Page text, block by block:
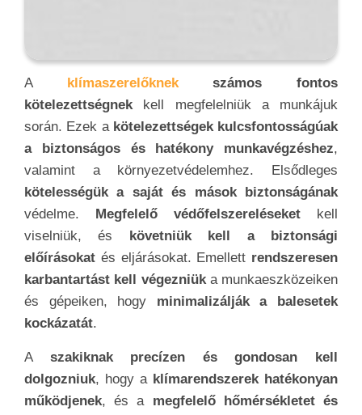
és gépeiken, hogyminimalizálják a balesetek
kockázatát.
Aszakiknak precízen és gondosan kell
dolgozniuk, hogy aklímarendszerek hatékonyan
működjenek, és amegfelelő hőmérsékletet és
légminőségetbiztosítsák az ügyfeleknek.
Ismerniük kell ahelyi, állami és nemzeti
szabályozásokatés előírásokat, amelyek
vonatkoznak a klíma- és légtechnikai
rendszerekre
. Ez magában foglalja azengedélyek
beszerzését és az alkalmazott hűtőközegek
felelősségük van az
üvegházhatású gázok
kibocsátásának minimalizálásábanés a
környezetvédelemben.